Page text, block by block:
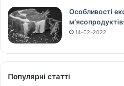
Особливості
14-02-2022
Популярні статті